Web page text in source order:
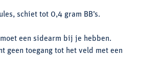
schiet tot 0,4 gram BB’s.
een sidearm bij je hebben.
geen toegang tot het veld met een